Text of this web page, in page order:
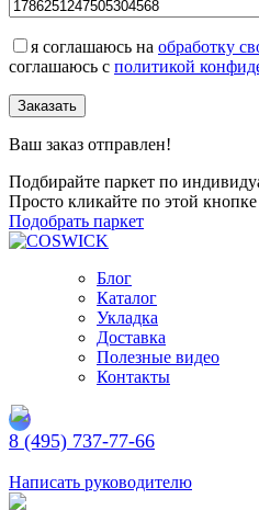
я соглашаюсь на обработку
соглашаюсь с политикой
Заказать
Ваш заказ отправлен!
Подбирайте паркет по
Просто кликайте по этой кнопке
Подобрать паркет
Блог
Каталог
Укладка
Доставка
Полезные видео
Контакты
8 (495) 737-77-66
Написать руководителю